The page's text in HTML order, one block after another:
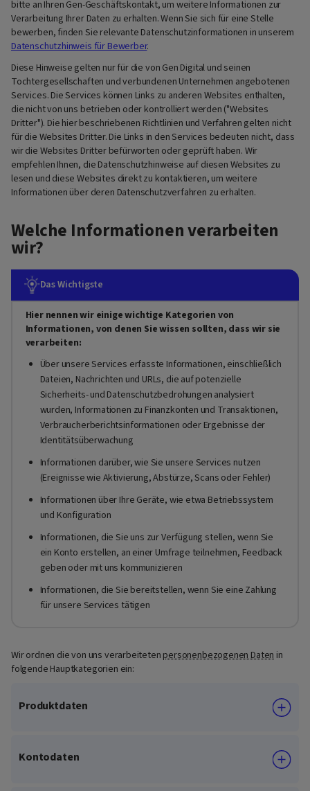
bitte an Ihren Gen-Geschäftskontakt, um weitere Informationen zur
Verarbeitung Ihrer Daten zu erhalten. Wenn Sie sich für eine Stelle
bewerben, finden Sie relevante Datenschutzinformationen in unserem
Datenschutzhinweis für Bewerber.
Diese Hinweise gelten nur für die von Gen Digital und seinen
Tochtergesellschaften und verbundenen Unternehmen angebotenen
Services. Die Services können Links zu anderen Websites enthalten,
die nicht von uns betrieben oder kontrolliert werden ("Websites
Dritter"). Die hier beschriebenen Richtlinien und Verfahren gelten nicht
für die Websites Dritter. Die Links in den Services bedeuten nicht, dass
wir die Websites Dritter befürworten oder geprüft haben. Wir
empfehlen Ihnen, die Datenschutzhinweise auf diesen Websites zu
lesen und diese Websites direkt zu kontaktieren, um weitere
Informationen über deren Datenschutzverfahren zu erhalten.
Welche Informationen verarbeiten
wir?
Das Wichtigste
Hier nennen wir einige wichtige Kategorien von
Informationen, von denen Sie wissen sollten, dass wir sie
verarbeiten:
Über unsere Services erfasste Informationen, einschließlich
Dateien, Nachrichten und URLs, die auf potenzielle
Sicherheits- und Datenschutzbedrohungen analysiert
wurden, Informationen zu Finanzkonten und Transaktionen,
Verbraucherberichtsinformationen oder Ergebnisse der
Identitätsüberwachung
Informationen darüber, wie Sie unsere Services nutzen
(Ereignisse wie Aktivierung, Abstürze, Scans oder Fehler)
Informationen über Ihre Geräte, wie etwa Betriebssystem
und Konfiguration
Informationen, die Sie uns zur Verfügung stellen, wenn Sie
ein Konto erstellen, an einer Umfrage teilnehmen, Feedback
geben oder mit uns kommunizieren
Informationen, die Sie bereitstellen, wenn Sie eine Zahlung
für unsere Services tätigen
Wir ordnen die von uns verarbeiteten personenbezogenen Daten in
folgende Hauptkategorien ein:
Produktdaten
Kontodaten